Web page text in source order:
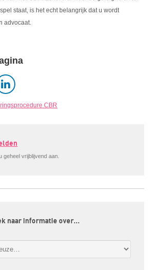
staat, is het echt belangrijk dat u wordt
advocaat.
CBR
geheel vrijblijvend aan.
naar informatie over…